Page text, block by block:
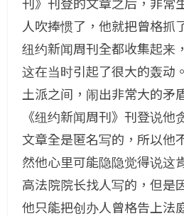
刊》刊登的文章之后，非常
人吹捧惯了，他就把曾格抓
纽约新闻周刊全都收集起来
这在当时引起了很大的轰动
土派之间，闹出非常大的矛
《纽约新闻周刊》刊登说他
文章全是匿名写的，所以他
然他心里可能隐隐觉得说这
高法院院长找人写的，但是
他只能把创办人曾格告上法